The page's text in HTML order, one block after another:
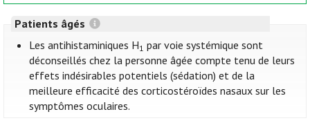
Patients âgés
Les antihistaminiques H1 par voie systémique sont
déconseillés chez la personne âgée compte tenu de leurs
effets indésirables potentiels (sédation) et de la
meilleure efficacité des corticostéroïdes nasaux sur les
symptômes oculaires.